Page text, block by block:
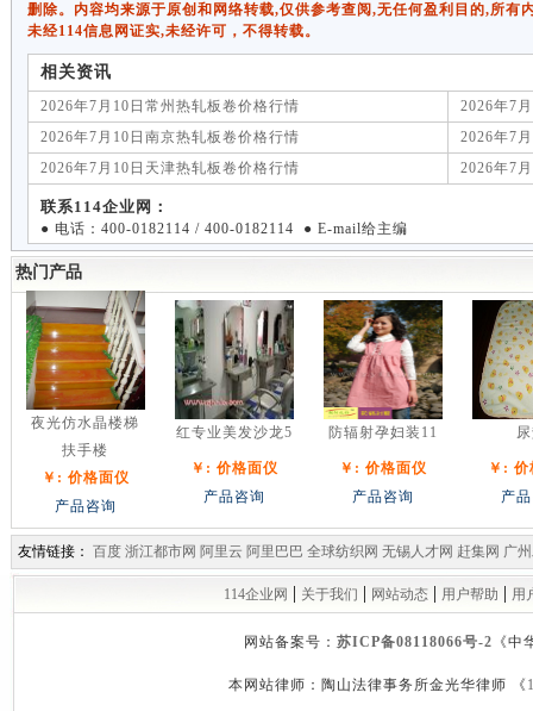
删除。内容均来源于原创和网络转载,仅供参考查阅,无任何盈利目的,所有
未经114信息网证实,未经许可，不得转载。
相关资讯
2026年7月10日常州热轧板卷价格行情
2026年7
2026年7月10日南京热轧板卷价格行情
2026年7
2026年7月10日天津热轧板卷价格行情
2026年7
联系114企业网：
● 电话：400-0182114 / 400-0182114 ● E-mail给主编
热门产品
夜光仿水晶楼梯
扶手楼
￥: 价格面仪
产品咨询
红专业美发沙龙5
￥: 价格面仪
产品咨询
防辐射孕妇装11
￥: 价格面仪
产品咨询
￥:
产
友情链接： 百度 浙江都市网 阿里云 阿里巴巴 全球纺织网 无锡人才网 赶集网 广
114企业网 | 关于我们 | 网站动态 | 用户帮助 | 用
网站备案号： 苏ICP备08118066号-2 《
本网站律师：陶山法律事务所金光华律师 《